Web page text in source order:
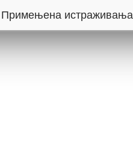
Примењена истраживања